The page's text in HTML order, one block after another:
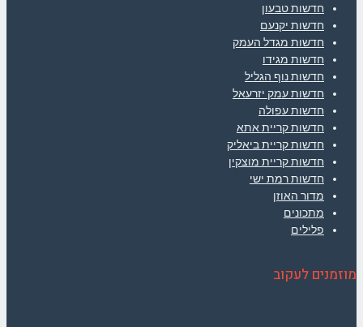
חדשות טבעון
חדשות יקנעם
חדשות מגדל העמק
חדשות מגידו
חדשות נוף הגליל
חדשות עמק יזרעאל
חדשות עפולה
חדשות קריית אתא
חדשות קריית ביאליק
חדשות קריית מוצקין
חדשות רמת ישי
מדור האוזן
מתכונים
פלילים
מוזמנים לעקוב